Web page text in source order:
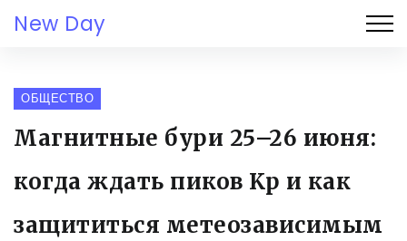
New Day
ОБЩЕСТВО
Магнитные бури 25–26 июня:
когда ждать пиков Kp и как
защититься метеозависимым